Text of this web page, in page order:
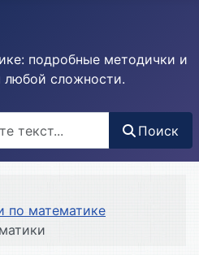
подробные методички и
сложности.
Поиск
по математике